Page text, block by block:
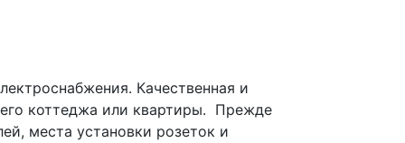
Качественная и
коттеджа или квартиры. Прежде
места установки розеток и